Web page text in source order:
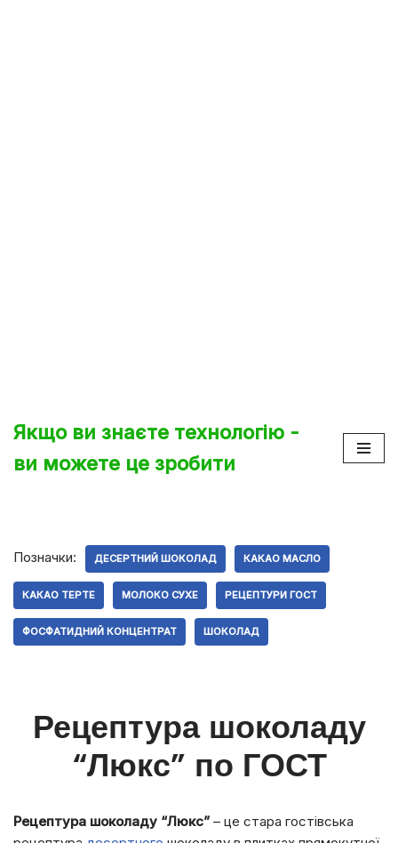
до
Якщо ви знаєте технологію -
ви можете це зробити
Позначки: ДЕСЕРТНИЙ ШОКОЛАД КАКАО МАСЛО
КАКАО ТЕРТЕ МОЛОКО СУХЕ РЕЦЕПТУРИ ГОСТ
ФОСФАТИДНИЙ КОНЦЕНТРАТ ШОКОЛАД
Рецептура шоколаду
“Люкс” по ГОСТ
Рецептура шоколаду “Люкс” – це стара гостівська